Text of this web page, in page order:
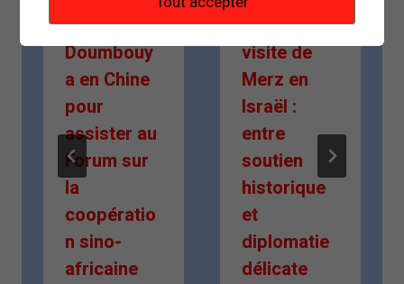
Mamady
Doumbouy
a en Chine
pour
assister au
Forum sur
la
coopératio
n sino-
africaine
Première
visite de
Merz en
Israël :
entre
soutien
historique
et
diplomatie
délicate